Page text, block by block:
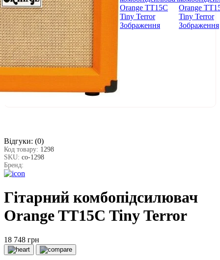
Відгуки: (0)
Код товару: 1298
SKU: co-1298
Бренд:
Гітарний комбопідсилювач
Orange TT15C Tiny Terror
18 748 грн